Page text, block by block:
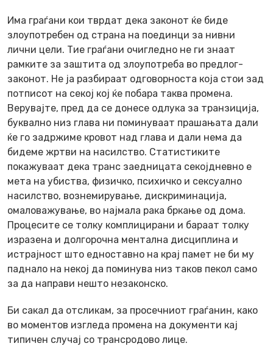
Има граѓани кои тврдат дека законот ќе биде
злоупотребен од страна на поединци за нивни
лични цели. Тие граѓани очигледно не ги знаат
рамките за заштита од злоупотреба во предлог-
законот. Не ја разбираат одговорноста која стои зад
потписот на секој кој ќе побара таква промена.
Верувајте, пред да се донесе одлука за транзиција,
буквално низ глава ни поминуваат прашањата дали
ќе го задржиме кровот над глава и дали нема да
бидеме жртви на насилство. Статистиките
покажуваат дека транс заедницата секојдневно е
мета на убиства, физичко, психичко и сексуално
насилство, вознемирување, дискриминација,
омаловажување, во најмала рака бркање од дома.
Процесите се толку комплицирани и бараат толку
изразена и долгорочна ментална дисциплина и
истрајност што едноставно на крај памет не би му
паднало на некој да поминува низ таков пекол само
за да направи нешто незаконско.
Би сакал да отсликам, за просечниот граѓанин, како
во моментов изгледа промена на документи кај
типичен случај со трансродово лице.